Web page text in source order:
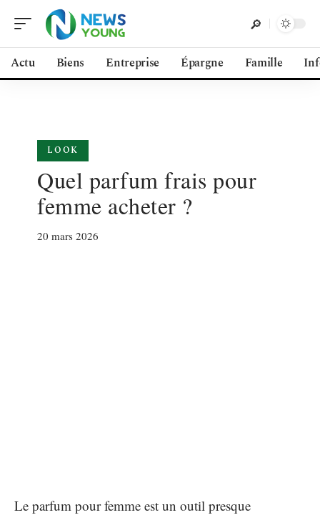
Actu Biens Entreprise Épargne Famille
LOOK
Quel parfum frais pour
femme acheter ?
20 mars 2026
Le parfum pour femme est un outil presque